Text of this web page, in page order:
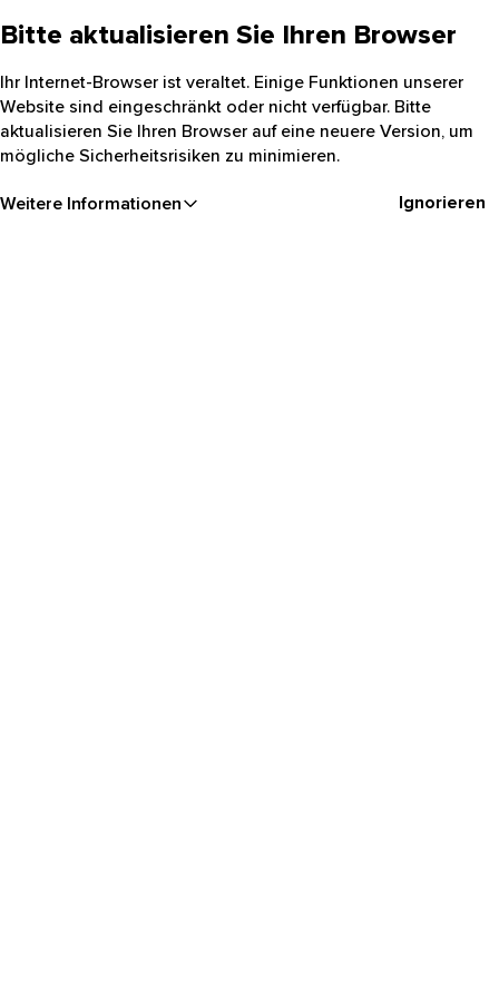
Bitte aktualisieren Sie Ihren Browser
Ihr Internet-Browser ist veraltet. Einige Funktionen unserer
Website sind eingeschränkt oder nicht verfügbar. Bitte
aktualisieren Sie Ihren Browser auf eine neuere Version, um
mögliche Sicherheitsrisiken zu minimieren.
Weitere Informationen Ignorieren